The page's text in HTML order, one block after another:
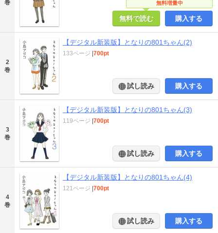
巻
無料増量中
無料で読む 購入する
2
巻
【デジタル新装版】となりの801ちゃん(2)
133ページ |700pt
試し読み 購入する
3
巻
【デジタル新装版】となりの801ちゃん(3)
119ページ |700pt
試し読み 購入する
4
巻
【デジタル新装版】となりの801ちゃん(4)
121ページ |700pt
試し読み 購入する